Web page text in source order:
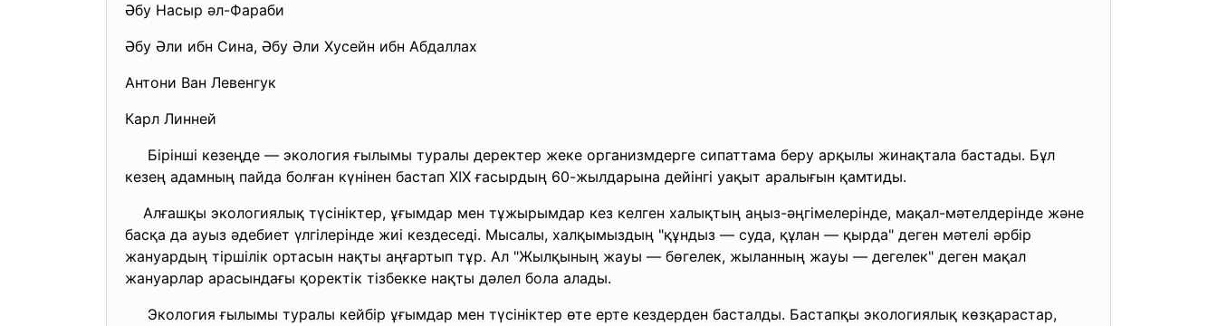
Әбу Насыр әл-Фараби
Әбу Әли ибн Сина, Әбу Әли Хусейн ибн Абдаллах
Антони Ван Левенгук
Карл Линней
Бірінші кезеңде — экология ғылымы туралы деректер жеке организмдерге сипаттама беру арқылы жинақтала бастады. Бұл
кезең адамның пайда болған күнінен бастап XIX ғасырдың 60-жылдарына дейінгі уақыт аралығын қамтиды.
Алғашқы экологиялық түсініктер, ұғымдар мен тұжырымдар кез келген халықтың аңыз-әңгімелерінде, мақал-мәтелдерінде және
басқа да ауыз әдебиет үлгілерінде жиі кездеседі. Мысалы, халқымыздың "құндыз — суда, құлан — қырда" деген мәтелі әрбір
жануардың тіршілік ортасын нақты аңғартып тұр. Ал "Жылқының жауы — бөгелек, жыланның жауы — дегелек" деген мақал
жануарлар арасындағы қоректік тізбекке нақты дәлел бола алады.
Экология ғылымы туралы кейбір ұғымдар мен түсініктер өте ерте кездерден басталды. Бастапқы экологиялық көзқарастар,